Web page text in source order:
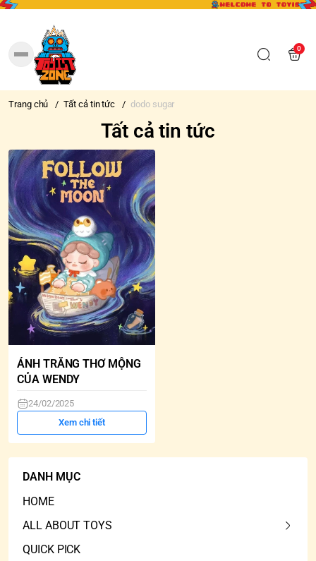
0
Trang chủ / Tất cả tin tức / dodo sugar
Tất cả tin tức
ÁNH TRĂNG THƠ MỘNG
CỦA WENDY
24/02/2025
Xem chi tiết
DANH MỤC
HOME
ALL ABOUT TOYS
QUICK PICK